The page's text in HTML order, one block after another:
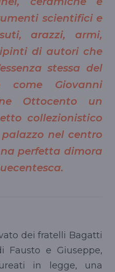
scientifici e
arazzi, armi,
di autori che
stessa del
come Giovanni
Ottocento un
collezionistico
nel centro
perfetta dimora
dei fratelli Bagatti
Fausto e Giuseppe,
in legge, una